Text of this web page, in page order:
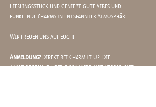
Lieblingsstück und genießt gute Vibes und
funkelnde Charms in entspannter Atmosphäre.
Wir freuen uns auf euch!
Anmeldung? Direkt bei Charm It Up. Die
Anmeldegebühr über 5,00€ wird Ort verrechnet